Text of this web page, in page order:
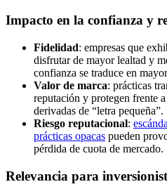
Impacto en la confianza y
Fidelidad: empresas que
disfrutar de mayor lealtad y
confianza se traduce en
Valor de marca: prácticas
reputación y protegen frente
derivadas de “letra pequeña”.
Riesgo reputacional:
prácticas opacas pueden
pérdida de cuota de mercado.
Relevancia para